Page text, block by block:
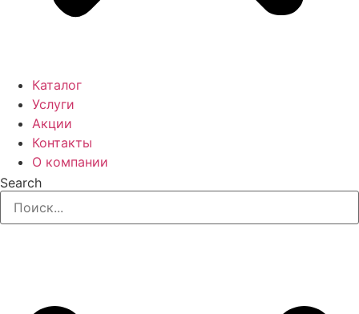
Каталог
Услуги
Акции
Контакты
О компании
Search